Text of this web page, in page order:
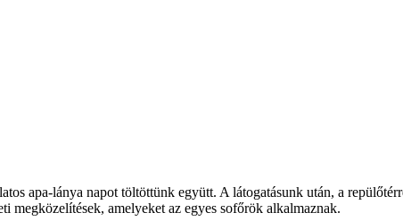
apa-lánya napot töltöttünk együtt. A látogatásunk után, a
megközelítések, amelyeket az egyes sofőrök alkalmaznak.